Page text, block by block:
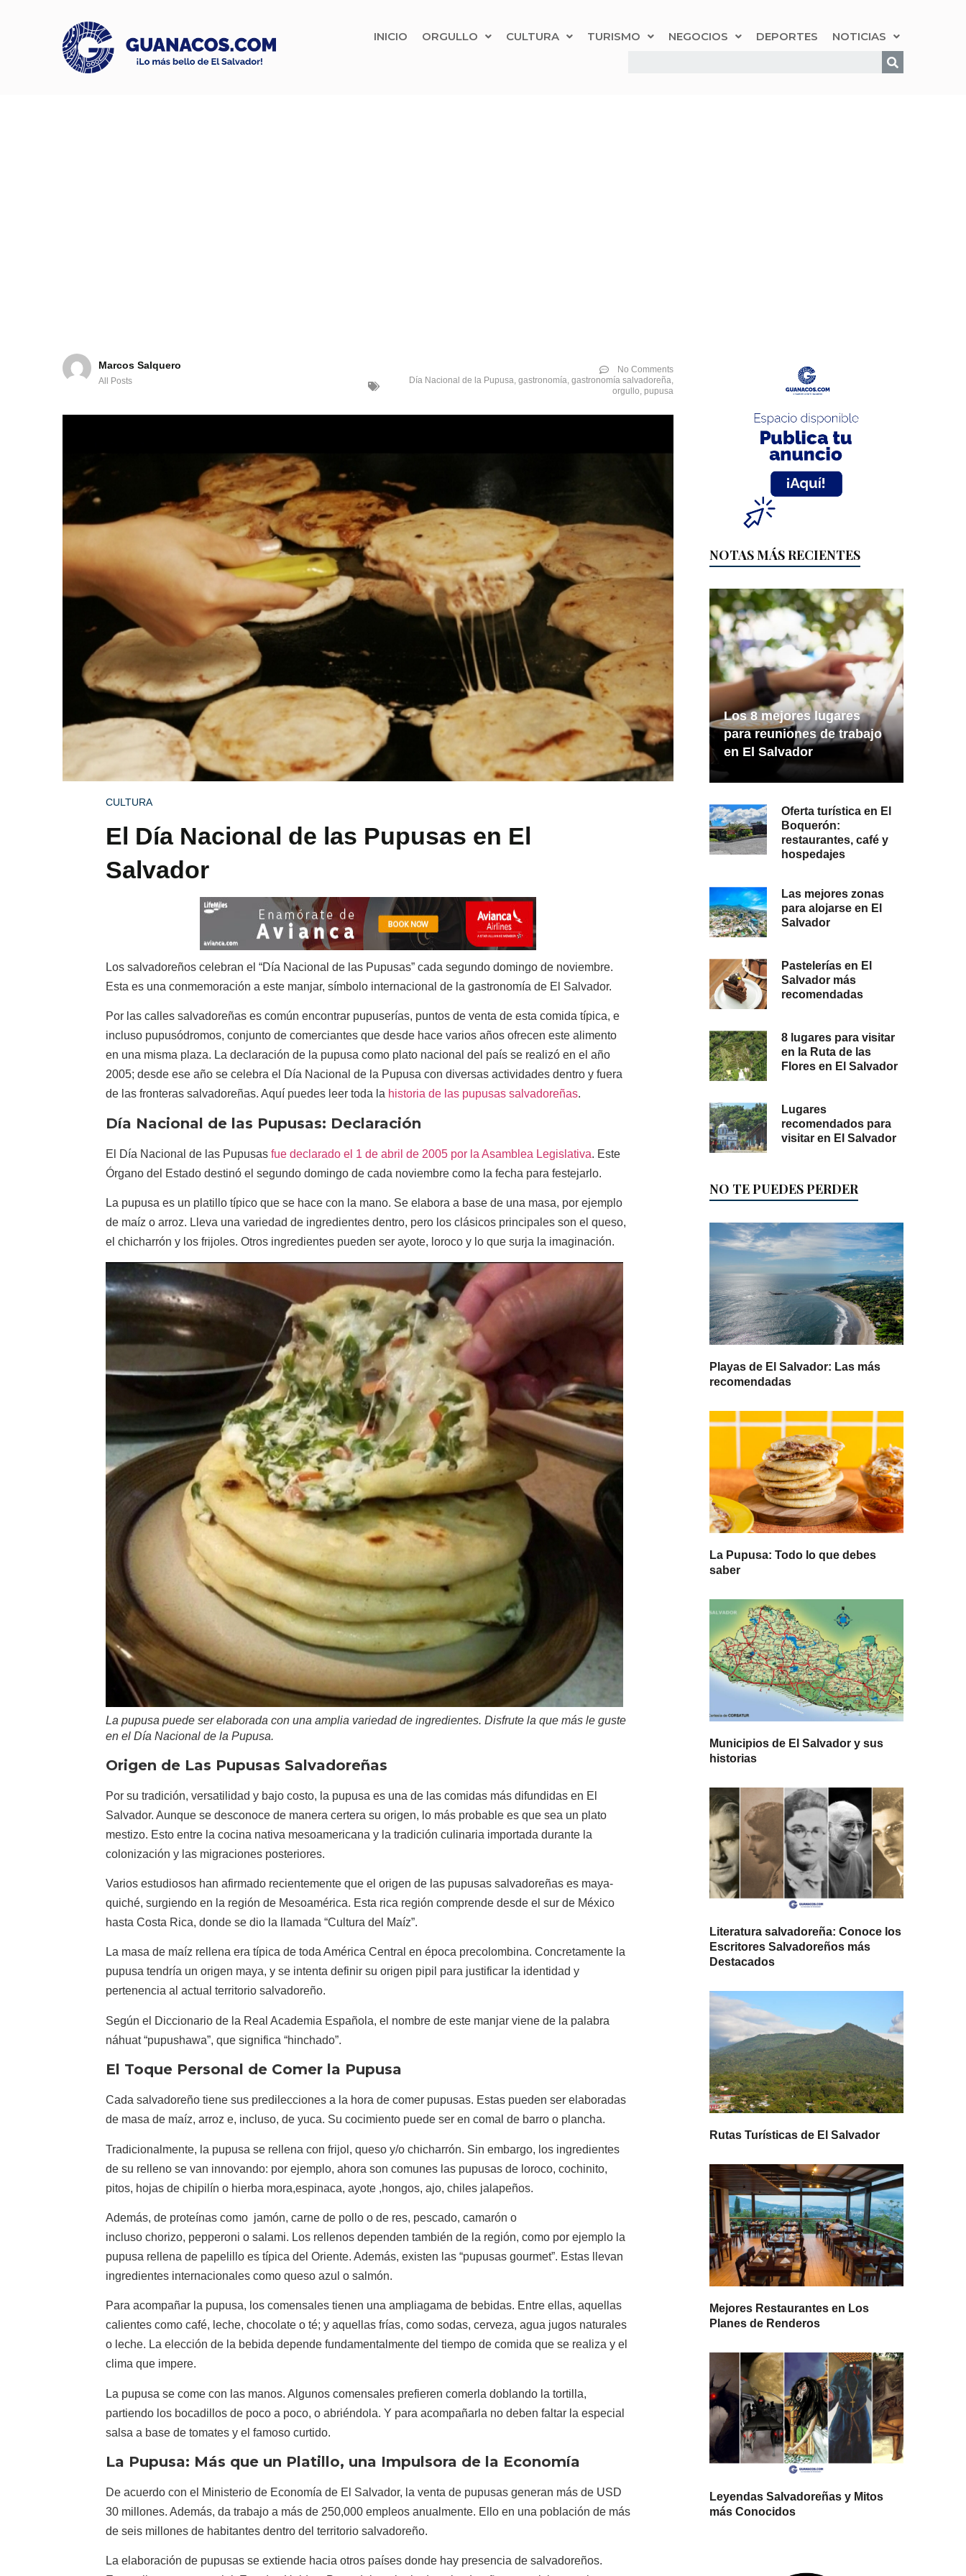
INICIO ORGULLO CULTURA TURISMO NEGOCIOS DEPORTES NOTICIAS
Marcos Salquero
All Posts
No Comments
Día Nacional de la Pupusa, gastronomía, gastronomía salvadoreña,
orgullo, pupusa
CULTURA
El Día Nacional de las Pupusas en El
Salvador
Los salvadoreños celebran el “Día Nacional de las Pupusas” cada segundo domingo de noviembre.
Esta es una conmemoración a este manjar, símbolo internacional de la gastronomía de El Salvador.
Por las calles salvadoreñas es común encontrar pupuserías, puntos de venta de esta comida típica, e
incluso pupusódromos, conjunto de comerciantes que desde hace varios años ofrecen este alimento
en una misma plaza. La declaración de la pupusa como plato nacional del país se realizó en el año
2005; desde ese año se celebra el Día Nacional de la Pupusa con diversas actividades dentro y fuera
de las fronteras salvadoreñas. Aquí puedes leer toda la historia de las pupusas salvadoreñas.
Día Nacional de las Pupusas: Declaración
El Día Nacional de las Pupusas fue declarado el 1 de abril de 2005 por la Asamblea Legislativa. Este
Órgano del Estado destinó el segundo domingo de cada noviembre como la fecha para festejarlo.
La pupusa es un platillo típico que se hace con la mano. Se elabora a base de una masa, por ejemplo
de maíz o arroz. Lleva una variedad de ingredientes dentro, pero los clásicos principales son el queso,
el chicharrón y los frijoles. Otros ingredientes pueden ser ayote, loroco y lo que surja la imaginación.
La pupusa puede ser elaborada con una amplia variedad de ingredientes. Disfrute la que más le guste
en el Día Nacional de la Pupusa.
Origen de Las Pupusas Salvadoreñas
Por su tradición, versatilidad y bajo costo, la pupusa es una de las comidas más difundidas en El
Salvador.​ Aunque se desconoce de manera certera su origen, lo más probable es que sea un plato
mestizo. Esto entre la cocina nativa mesoamericana y la tradición culinaria importada durante la
colonización y las migraciones posteriores.
Varios estudiosos han afirmado recientemente que el origen de las pupusas salvadoreñas es maya-
quiché, surgiendo en la región de Mesoamérica. Esta rica región comprende desde el sur de México
hasta Costa Rica, donde se dio la llamada “Cultura del Maíz”.
La masa de maíz rellena era típica de toda América Central en época precolombina. Concretamente la
pupusa tendría un origen maya, y se intenta definir su origen pipil para justificar la identidad y
pertenencia al actual territorio salvadoreño.
Según el Diccionario de la Real Academia Española, el nombre de este manjar viene de la palabra
náhuat “pupushawa”, que significa “hinchado”.
El Toque Personal de Comer la Pupusa
Cada salvadoreño tiene sus predilecciones a la hora de comer pupusas. Estas pueden ser elaboradas
de masa de maíz, arroz e, incluso, de yuca. Su cocimiento puede ser en comal de barro o plancha.
Tradicionalmente, la pupusa se rellena con frijol, queso y/o chicharrón. Sin embargo, los ingredientes
de su relleno se van innovando: por ejemplo, ahora son comunes las pupusas de loroco, cochinito,
pitos, hojas de chipilín o hierba mora,espinaca, ayote ,hongos, ajo, chiles jalapeños.
Además, de proteínas como jamón, carne de pollo o de res, pescado, camarón o
incluso chorizo, pepperoni o salami. Los rellenos dependen también de la región, como por ejemplo la
pupusa rellena de papelillo es típica del Oriente. Además, existen las “pupusas gourmet”. Estas llevan
ingredientes internacionales como queso azul o salmón.
Para acompañar la pupusa, los comensales tienen una ampliagama de bebidas. Entre ellas, aquellas
calientes como café, leche, chocolate o té; y aquellas frías, como sodas, cerveza, agua jugos naturales
o leche. La elección de la bebida depende fundamentalmente del tiempo de comida que se realiza y el
clima que impere.
La pupusa se come con las manos. Algunos comensales prefieren comerla doblando la tortilla,
partiendo los bocadillos de poco a poco, o abriéndola. Y para acompañarla no deben faltar la especial
salsa a base de tomates y el famoso curtido.
La Pupusa: Más que un Platillo, una Impulsora de la Economía
De acuerdo con el Ministerio de Economía de El Salvador, la venta de pupusas generan más de USD
30 millones. Además, da trabajo a más de 250,000 empleos anualmente. Ello en una población de más
de seis millones de habitantes dentro del territorio salvadoreño.
La elaboración de pupusas se extiende hacia otros países donde hay presencia de salvadoreños.
NOTAS MÁS RECIENTES
Los 8 mejores lugares
para reuniones de trabajo
en El Salvador
Oferta turística en El
Boquerón:
restaurantes, café y
hospedajes
Las mejores zonas
para alojarse en El
Salvador
Pastelerías en El
Salvador más
recomendadas
8 lugares para visitar
en la Ruta de las
Flores en El Salvador
Lugares
recomendados para
visitar en El Salvador
NO TE PUEDES PERDER
Playas de El Salvador: Las más
recomendadas
La Pupusa: Todo lo que debes
saber
Municipios de El Salvador y sus
historias
Literatura salvadoreña: Conoce los
Escritores Salvadoreños más
Destacados
Rutas Turísticas de El Salvador
Mejores Restaurantes en Los
Planes de Renderos
Leyendas Salvadoreñas y Mitos
más Conocidos